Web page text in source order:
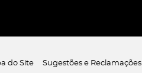
do Site Sugestões e Reclamações